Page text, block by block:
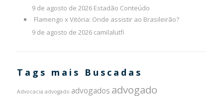
9 de agosto de 2026 Estadão Conteúdo
Flamengo x Vitória: Onde assistir ao Brasileirão?
9 de agosto de 2026 camilalutfi
Tags mais Buscadas
Advocacia advogado advogados advogado